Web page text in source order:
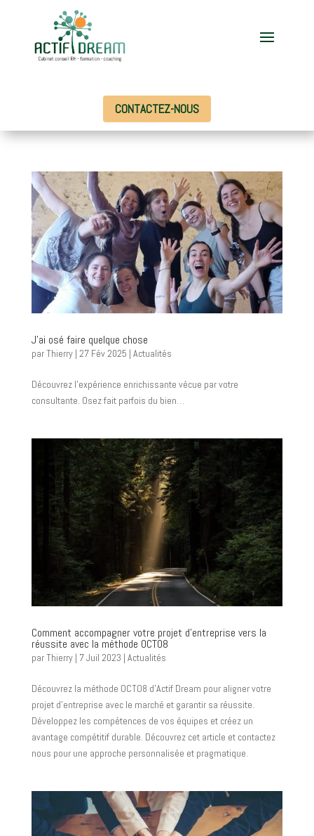
CONTACTEZ-NOUS
J’ai osé faire quelque chose
parThierry| 27 Fév 2025 | Actualités
Découvrez l’expérience enrichissante vécue par votre
consultante. Osez fait parfois du bien…
Comment accompagner votre projet d’entreprise vers la
réussite avec la méthode OCTO8
parThierry| 7 Juil 2023 | Actualités
Découvrez la méthode OCTO8 d’Actif Dream pour aligner votre
projet d’entreprise avec le marché et garantir sa réussite.
Développez les compétences de vos équipes et créez un
avantage compétitif durable. Découvrez cet article et contactez
nous pour une approche personnalisée et pragmatique.